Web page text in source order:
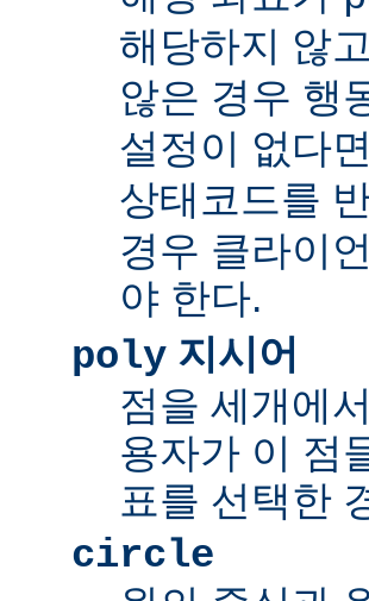
해당하지 않고
않은 경우 행
설정이 없다
상태코드를
경우 클라이
야 한다.
poly 지시어
점을 세개에
용자가 이 점
표를 선택한
circle